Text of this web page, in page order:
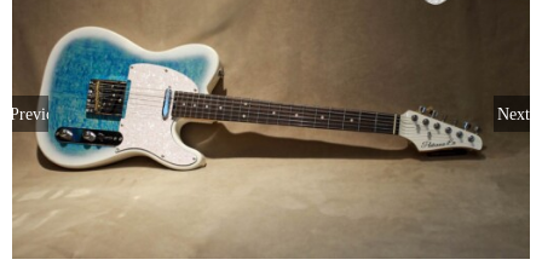
Previous Next